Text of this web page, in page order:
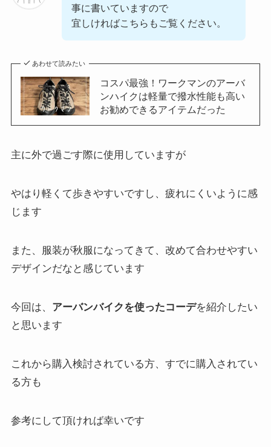
事に書いていますので
宜しければこちらもご覧ください。
あわせて読みたい
コスパ最強！ワークマンのアーバ
ンハイクは軽量で撥水性能も高い
お勧めできるアイテムだった
主に外で過ごす際に使用していますが
やはり軽くて歩きやすいですし、疲れにくいように感
じます
また、服装が秋服になってきて、改めて合わせやすい
デザインだなと感じています
今回は、 アーバンバイクを使ったコーデを紹介したい
と思います
これから購入検討されている方、すでに購入されてい
る方も
参考にして頂ければ幸いです